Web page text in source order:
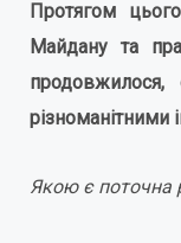
Протягом
Майдану та
продовжилося,
різноманітними
Якою є поточна